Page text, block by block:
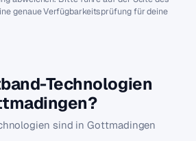
genaue Verfügbarkeitsprüfung für deine
Technologien
sind in Gottmadingen